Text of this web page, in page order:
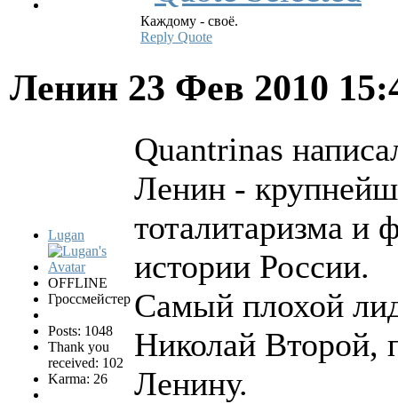
Каждому - своё.
Reply Quote
Ленин 23 Фев 2010
Lugan
OFFLINE
Гроссмейстер
Posts: 1048
Thank you
received: 102
Karma: 26
Quantrinas
Ленин -
тоталитаризма и
истории России.
Самый плохой
Николай Второй,
Ленину.